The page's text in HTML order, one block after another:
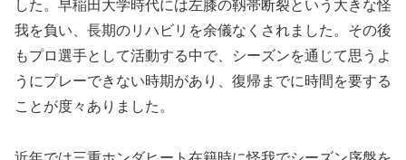
した。早稲田大学時代には左膝の靱帯断裂という大きな怪
我を負い、長期のリハビリを余儀なくされました。その後
もプロ選手として活動する中で、シーズンを通じて思うよ
うにプレーできない時期があり、復帰までに時間を要する
ことが度々ありました。